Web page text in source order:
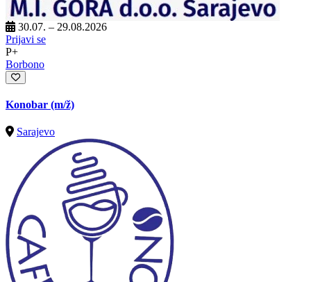
30.07. – 29.08.2026
Prijavi se
P+
Borbono
Konobar (m/ž)
Sarajevo